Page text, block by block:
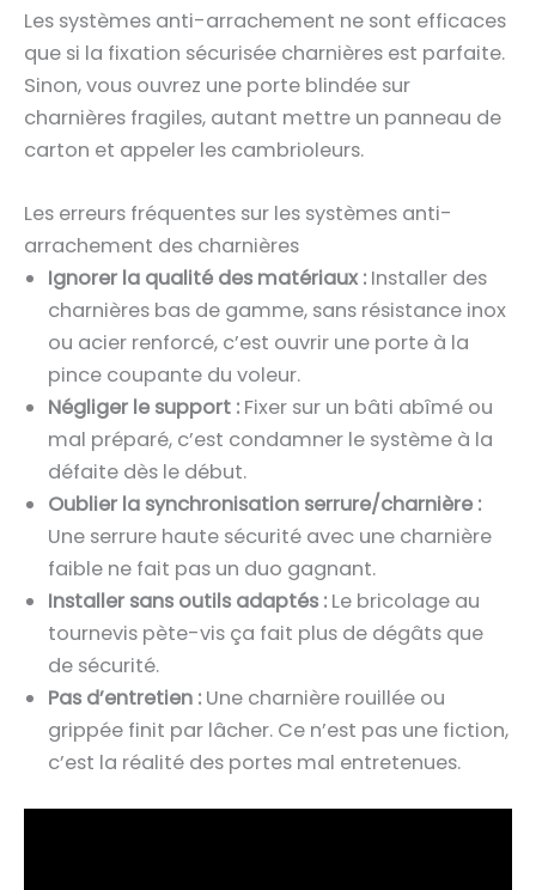
Les systèmes anti-arrachement ne sont efficaces
que si la fixation sécurisée charnières est parfaite.
Sinon, vous ouvrez une porte blindée sur
charnières fragiles, autant mettre un panneau de
carton et appeler les cambrioleurs.
Les erreurs fréquentes sur les systèmes anti-
arrachement des charnières
Ignorer la qualité des matériaux : Installer des
charnières bas de gamme, sans résistance inox
ou acier renforcé, c’est ouvrir une porte à la
pince coupante du voleur.
Négliger le support : Fixer sur un bâti abîmé ou
mal préparé, c’est condamner le système à la
défaite dès le début.
Oublier la synchronisation serrure/charnière :
Une serrure haute sécurité avec une charnière
faible ne fait pas un duo gagnant.
Installer sans outils adaptés : Le bricolage au
tournevis pète-vis ça fait plus de dégâts que
de sécurité.
Pas d’entretien : Une charnière rouillée ou
grippée finit par lâcher. Ce n’est pas une fiction,
c’est la réalité des portes mal entretenues.